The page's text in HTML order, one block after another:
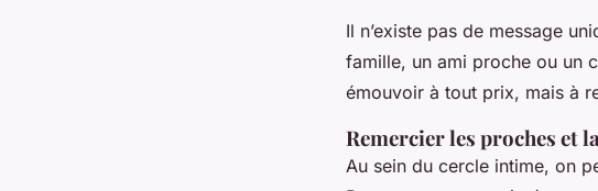
Il n’existe pas de message
famille, un ami proche ou un
émouvoir à tout prix, mais à
Remercier les proches et
Au sein du cercle intime, on